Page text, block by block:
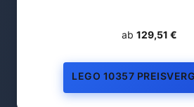
ab 129,51 €
LEGO 10357